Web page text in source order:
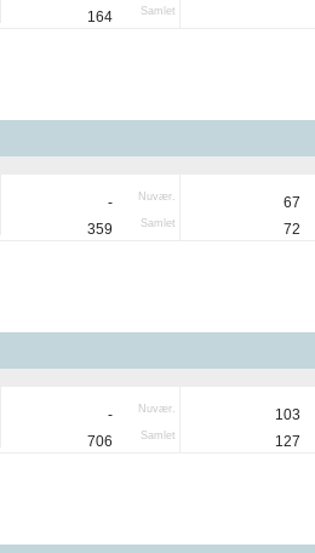
164 Samlet
- Nuvær.
359 Samlet
67
72
- Nuvær.
706 Samlet
103
127